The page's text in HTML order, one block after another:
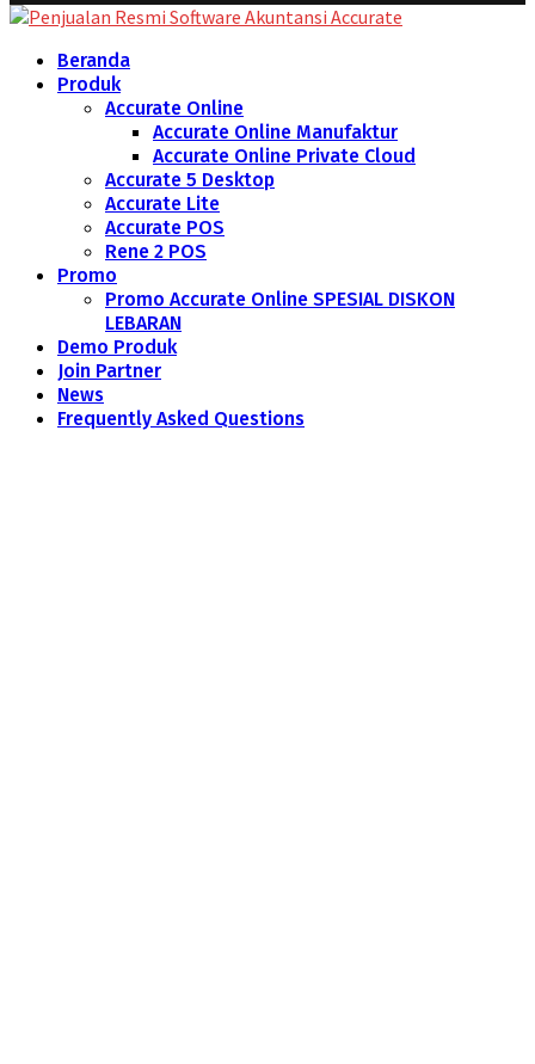
Beranda
Produk
Accurate Online
Accurate Online Manufaktur
Accurate Online Private Cloud
Accurate 5 Desktop
Accurate Lite
Accurate POS
Rene 2 POS
Promo
Promo Accurate Online SPESIAL DISKON
LEBARAN
Demo Produk
Join Partner
News
Frequently Asked Questions